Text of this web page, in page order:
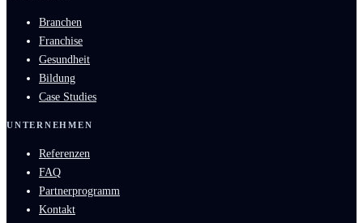
Branchen
Franchise
Gesundheit
Bildung
Case Studies
UNTERNEHMEN
Referenzen
FAQ
Partnerprogramm
Kontakt